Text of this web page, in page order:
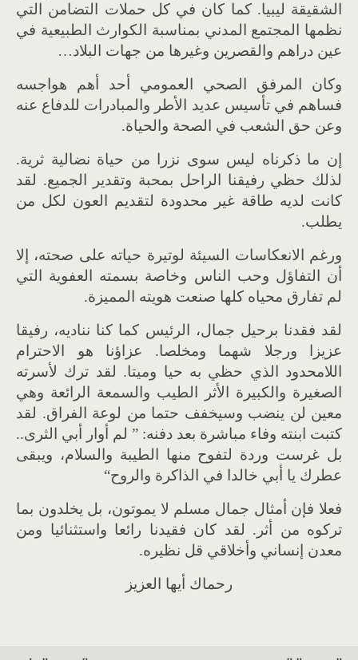
الشقيقة ليبيا.كما كان في كل حملات التضامن التي
نظمها المجتمع المدني بمناسبة الكوارث الطبيعية في
عين دراهم والقصرين وغيرها من جهات البلاد…
وكان المرفق الصحي العمومي أحد أهم هواجسه
فساهم في تأسيس عديد الأطر والمبادرات للدفاع عنه
وعن حق الشعب في الصحة والحياة.
إن ما ذكرناه ليس سوى نزرا من حياة نضالية ثرية.
لذلك حظي رفيقنا الراحل بمحبة وتقدير الجميع. لقد
كانت لديه طاقة غير محدودة لتقديم العون لكل من
يطلب.
ورغم الانعكاسات السيئة لوتيرة حياته على صحته، إلا
أن التفاؤل وحب الناس وخاصة بسمته العفوية التي
لم تفارق محياه كلها صنعت هويته المميزة.
لقد فقدنا برحيل جمال، الرئيس كما كنا نناديه، رفيقا
عزيزا ورجلا شهما ومخلصا. عزاؤنا هو الاحترام
اللامحدود الذي حظي به حيا وميتا. لقد ترك لأسرته
الصغيرة والكبيرة الأثر الطيب والسمعة الرائعة وهي
معين لن ينضب وسيخفف حتما من لوعة الفراق. لقد
كتبت ابنته وفاء مباشرة بعد دفنه: ” لم أوار أبي الثرى..
بل غرست وردة لتفوح منها الطيبة والسلام، ويبقى
عطرك يا أبي خالدا في الذاكرة والروح“
فعلا فإن أمثال جمال مسلم لا يموتون، بل يخلدون بما
تركوه من أثر . لقد كان فقيدنا رائعا واستثنائيا ومن
معدن إنساني وأخلاقي قل نظيره.
رحماك أيها العزيز